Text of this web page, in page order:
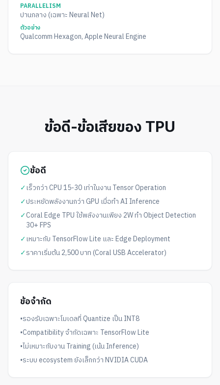
PARALLELISM
ปานกลาง (เฉพาะ Neural Net)
ตัวอย่าง
Qualcomm Hexagon, Apple Neural Engine
ข้อดี-ข้อเสียของ TPU
ข้อดี
✓เร็วกว่า CPU 15-30 เท่าในงาน Tensor Operation
✓ประหยัดพลังงานกว่า GPU เมื่อทำ AI Inference
✓Coral Edge TPU ใช้พลังงานเพียง 2W ทำ Object Detection
30+ FPS
✓เหมาะกับ TensorFlow Lite และ Edge Deployment
✓ราคาเริ่มต้น 2,500 บาท (Coral USB Accelerator)
ข้อจำกัด
•รองรับเฉพาะโมเดลที่ Quantize เป็น INT8
•Compatibility จำกัดเฉพาะ TensorFlow Lite
•ไม่เหมาะกับงาน Training (เน้น Inference)
•ระบบ ecosystem ยังเล็กกว่า NVIDIA CUDA